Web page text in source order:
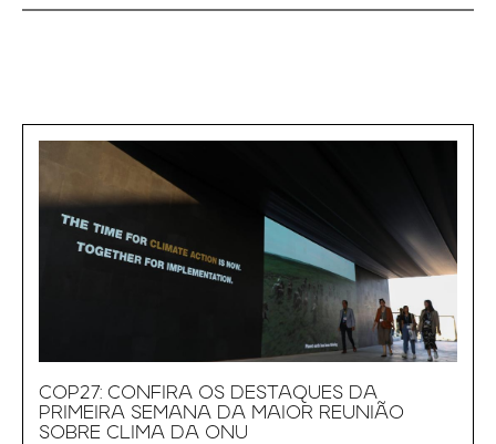
COP27: CONFIRA OS DESTAQUES DA
PRIMEIRA SEMANA DA MAIOR REUNIÃO
SOBRE CLIMA DA ONU